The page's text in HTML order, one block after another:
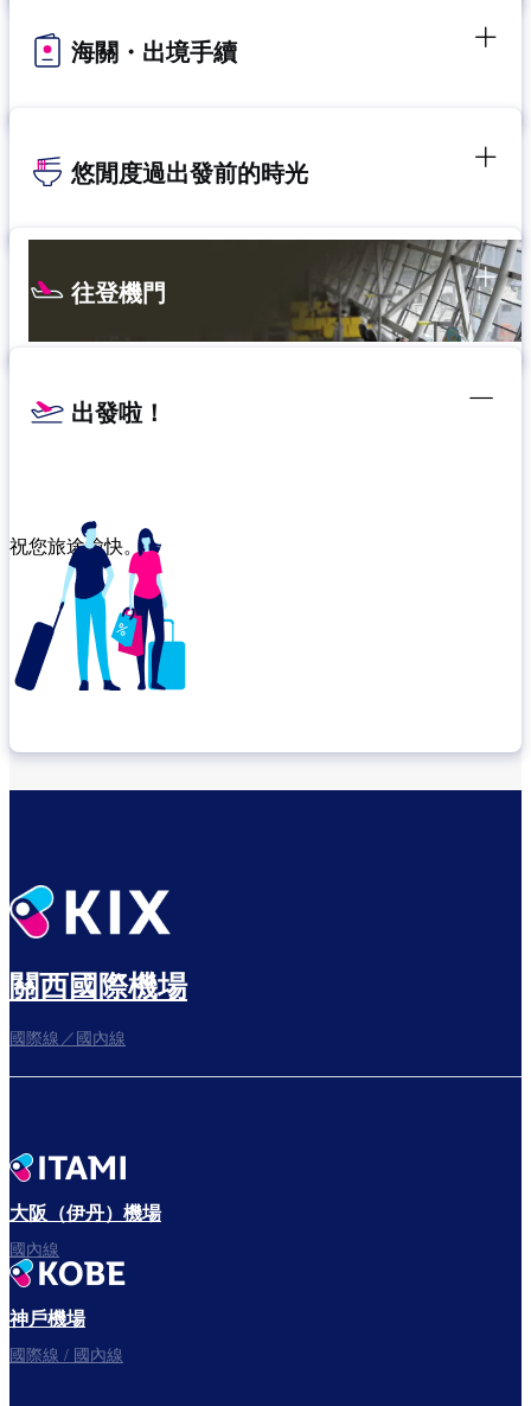
海關・出境手續
悠閒度過出發前的時光
往登機門
出發啦！
祝您旅途愉快。
出發啦！
祝您旅途愉快。
關西國際機場
國際線／國內線
大阪（伊丹）機場
國內線
神戶機場
國際線 / 國內線